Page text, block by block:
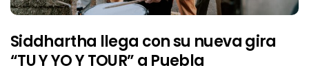
Siddhartha llega con su nueva gira
“TU Y YO Y TOUR” a Puebla